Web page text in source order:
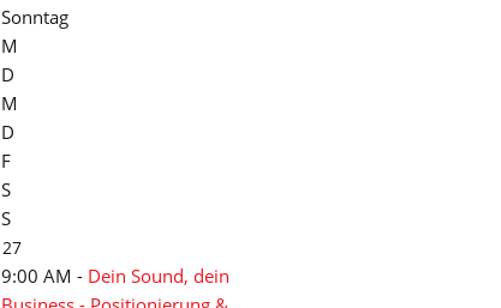
Sonntag
M
D
M
D
F
S
S
27
9:00 AM - Dein Sound, dein